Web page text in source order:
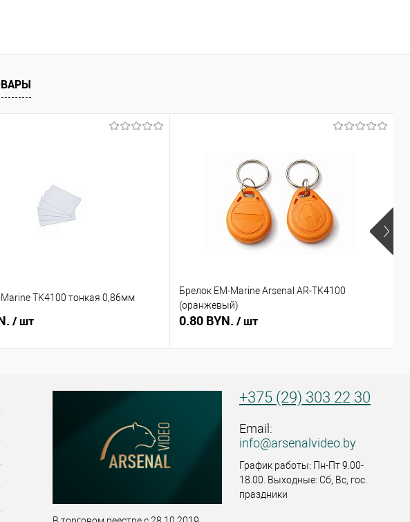
Marine TK4100 тонкая 0,86мм
/ шт
Брелок EM-Marine Arsenal AR-TK4100
(оранжевый)
0.80 BYN. / шт
+375 (29) 303 22 30
Email:
info@arsenalvideo.by
График работы: Пн-Пт 9.00-
18.00. Выходные: Сб, Вс, гос.
праздники